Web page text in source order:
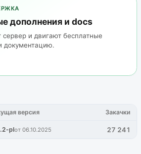
дополнения и docs
и двигают бесплатные
документацию.
версия Закачки
plот 06.10.2025 27 241